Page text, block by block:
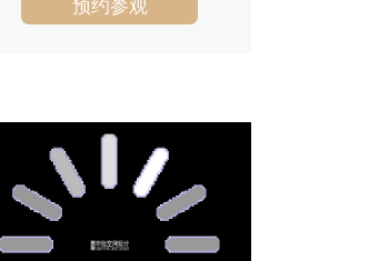
顺驰兰郡
别墅社区，凭借独特生态资源，在保留
土地既有人文财富的基础上，为嘉定未
来的主流阶层，潜心营造尊贵社区环境
和人文氛围兼具的以TOWNHOUSE为主
的低密度高尚住区。
预约参观